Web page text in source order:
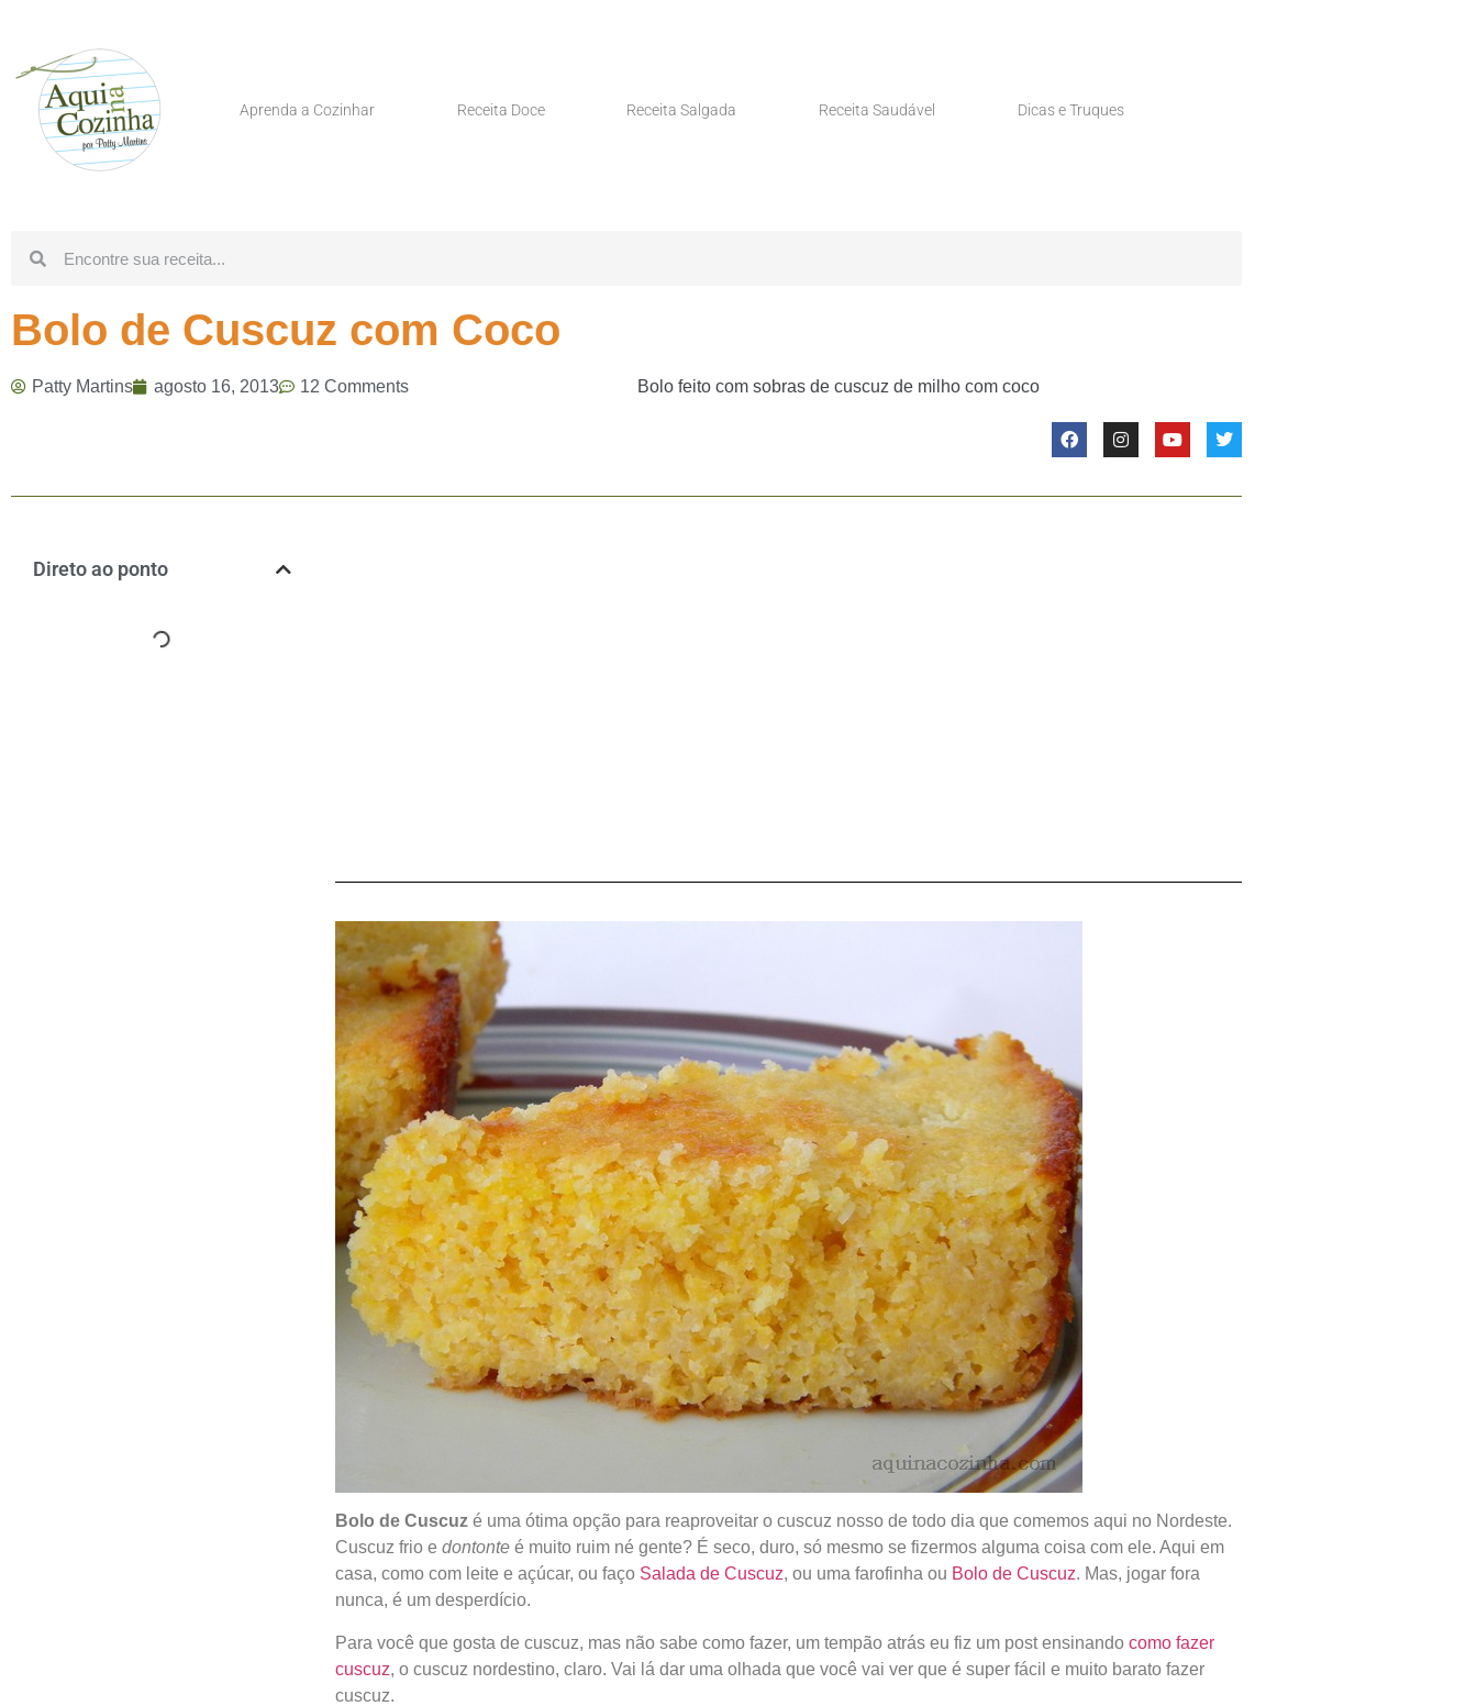
Aprenda a Cozinhar Receita Doce Receita Salgada Receita Saudável Dicas e Truques
Bolo de Cuscuz com Coco
Patty Martins agosto 16, 2013 12 Comments Bolo feito com sobras de cuscuz de milho com coco
Direto ao ponto
Bolo de Cuscuzé uma ótima opção para reaproveitar o cuscuz nosso de todo dia que comemos aqui no Nordeste.
Cuscuz frio e dontonteé muito ruim né gente? É seco, duro, só mesmo se fizermos alguma coisa com ele. Aqui em
casa, como com leite e açúcar, ou faço Salada de Cuscuz, ou uma farofinha ou Bolo de Cuscuz. Mas, jogar fora
nunca, é um desperdício.
Para você que gosta de cuscuz, mas não sabe como fazer, um tempão atrás eu fiz um post ensinando como fazer
cuscuz, o cuscuz nordestino, claro. Vai lá dar uma olhada que você vai ver que é super fácil e muito barato fazer
cuscuz.